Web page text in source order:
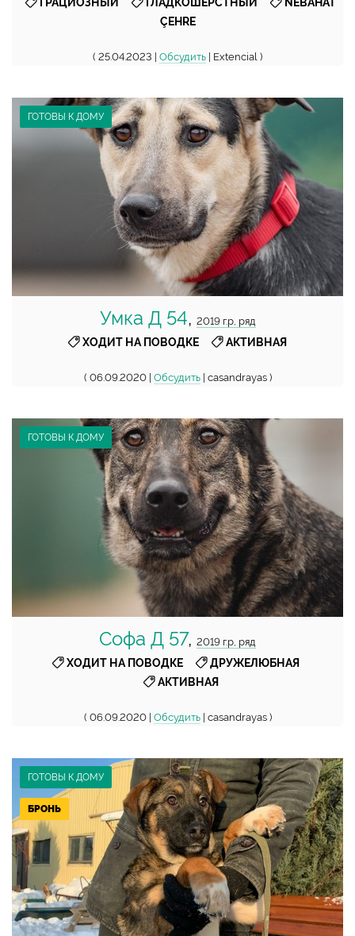
ÇEHRE
( 25.04.2023 | Обсудить | Extencial )
ГОТОВЫ К ДОМУ
Умка Д 54, 2019 г.р, ряд
ХОДИТ НА ПОВОДКЕ
АКТИВНАЯ
( 06.09.2020 | Обсудить| casandrayas )
ГОТОВЫ К ДОМУ
Софа Д 57, 2019 г.р, ряд
ХОДИТ НА ПОВОДКЕ
ДРУЖЕЛЮБНАЯ
АКТИВНАЯ
( 06.09.2020 | Обсудить| casandrayas )
ГОТОВЫ К ДОМУ
БРОНЬ